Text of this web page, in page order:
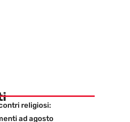
religiosi:
ad agosto